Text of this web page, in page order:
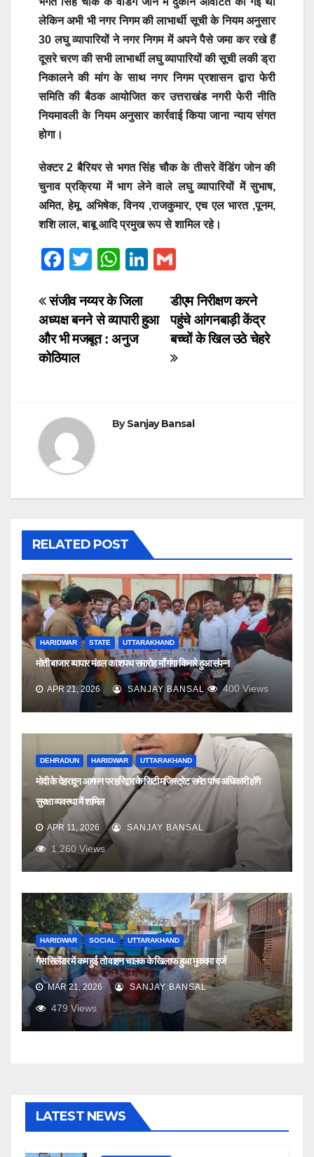
लेकिन अभी भी नगर निगम की लाभार्थी सूची के नियम अनुसार
30 लघु व्यापारियों ने नगर निगम में अपने पैसे जमा कर रखे हैं
दूसरे चरण की सभी लाभार्थी लघु व्यापारियों की सूची लकी ड्रा
निकालने की मांग के साथ नगर निगम प्रशासन द्वारा फेरी
समिति की बैठक आयोजित कर उत्तराखंड नगरी फेरी नीति
नियमावली के नियम अनुसार कार्रवाई किया जाना न्याय संगत
होगा।
सेक्टर 2 बैरियर से भगत सिंह चौक के तीसरे वेंडिंग जोन की
चुनाव प्रक्रिया में भाग लेने वाले लघु व्यापारियों में सुभाष,
अमित, हेमू, अभिषेक, विनय ,राजकुमार, एच एल भारत ,पूनम,
शशि लाल, बाबू आदि प्रमुख रूप से शामिल रहे।
F
c
e
b
o
k
T
tt
er
W
at
s
A
Li
e
ail
Post
navigation
डीएम निरीक्षण करने
पहुंचे आंगनबाड़ी केंद्र
बच्चों के खिल उठे चेहरे
संजीव नय्यर के जिला
अध्यक्ष बनने से व्यापारी हुआ
और भी मजबूत : अनुज
कोठियाल
BySanjay Bansal
RELATED POST
HARIDWAR STATE UTTARAKHAND
मोती बाजार व्यापार मंडल का शपथ समारोह माँ गंगा किनारे हुआ संपन्न
APR 21, 2026 SANJAY BANSAL 400Views
DEHRADUN HARIDWAR UTTARAKHAND
मोदी के देहरादून आगमन पर हरिद्वार के सिटी मजिस्ट्रेट समेत पांच अधिकारी होंगे
सुरक्षा व्यवस्था में शामिल
APR 11, 2026 SANJAY BANSAL
1,260 Views
HARIDWAR SOCIAL UTTARAKHAND
गैस सिलेंडर में कम हुई तो वाहन चालक के खिलाफ हुआ मुकदमा दर्ज
MAR 21, 2026 SANJAY BANSAL
479 Views
LATEST NEWS